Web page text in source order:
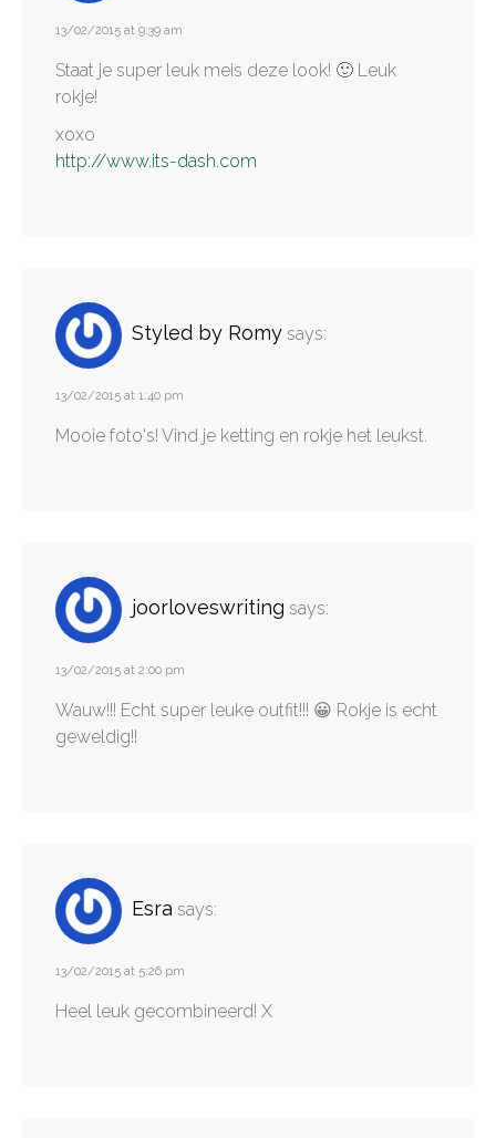
13/02/2015 at 9:39 am
Staat je super leuk meis deze look! 🙂 Leuk
rokje!
xoxo
http://www.its-dash.com
Styled by Romy says:
13/02/2015 at 1:40 pm
Mooie foto's! Vind je ketting en rokje het leukst.
joorloveswriting says:
13/02/2015 at 2:00 pm
Wauw!!! Echt super leuke outfit!!! 😀 Rokje is echt
geweldig!!
Esra says:
13/02/2015 at 5:26 pm
Heel leuk gecombineerd! X